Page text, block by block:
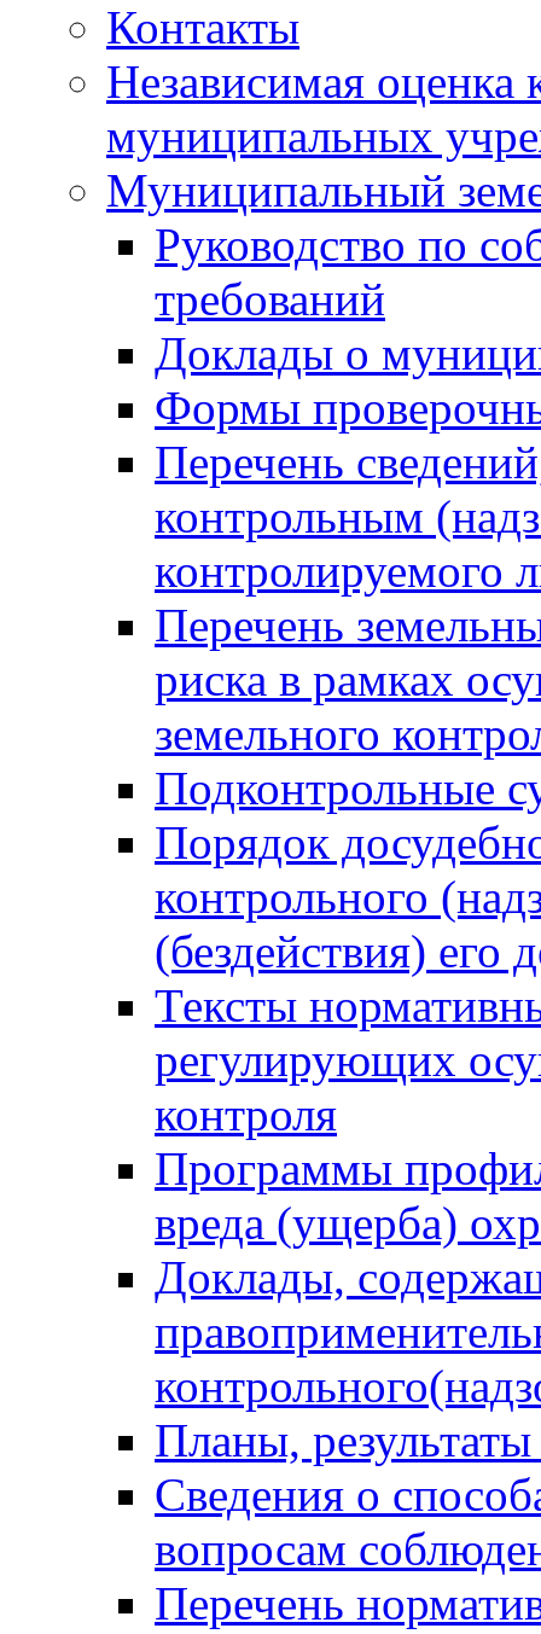
Контакты
Независимая оценка
муниципальных
Муниципальный
Руководство по
требований
Доклады о
Формы
Перечень
контрольным
контролируемого
Перечень
риска в рамках
земельного
Подконтрольные
Порядок
контрольного
(бездействия)
Тексты
регулирующих
контроля
Программы
вреда (ущерба)
Доклады,
Планы,
Сведения о
вопросам
Перечень